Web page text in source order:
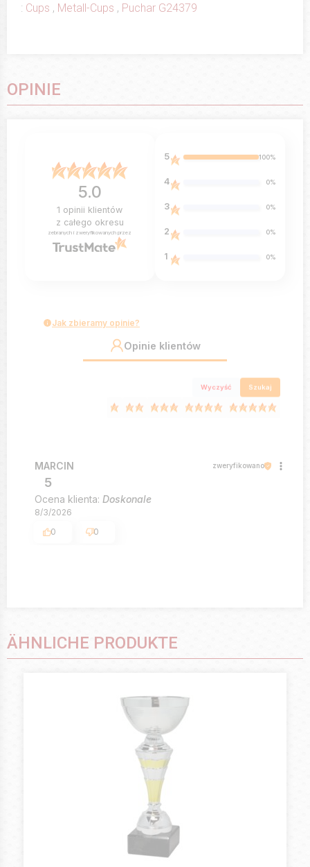
: Cups , Metall-Cups , Puchar G24379
OPINIE
5.0
1 opinii klientów
z całego okresu
zebranych i zweryfikowanych przez
5 100%
4 0%
3 0%
2 0%
1 0%
Jak zbieramy opinie?
Opinie klientów
Wyczyść Szukaj
MARCIN zweryfikowano
5
Ocena klienta: Doskonale
8/3/2026
0
0
ÄHNLICHE PRODUKTE